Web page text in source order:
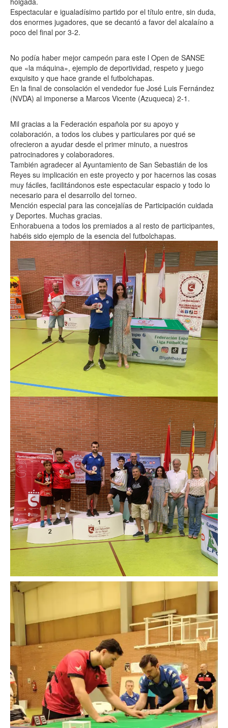
Espectacular e igualadísimo partido por el título entre, sin duda,
dos enormes jugadores, que se decantó a favor del alcalaíno a
poco del final por 3-2.
No podía haber mejor campeón para este l Open de SANSE
que «la máquina», ejemplo de deportividad, respeto y juego
exquisito y que hace grande el futbolchapas.
En la final de consolación el vendedor fue José Luis Fernández
(NVDA) al imponerse a Marcos Vicente (Azuqueca) 2-1.
Mil gracias a la Federación española por su apoyo y
colaboración, a todos los clubes y particulares por qué se
ofrecieron a ayudar desde el primer minuto, a nuestros
patrocinadores y colaboradores.
También agradecer al Ayuntamiento de San Sebastián de los
Reyes su implicación en este proyecto y por hacernos las cosas
muy fáciles, facilitándonos este espectacular espacio y todo lo
necesario para el desarrollo del torneo.
Mención especial para las concejalías de Participación cuidada
y Deportes. Muchas gracias.
Enhorabuena a todos los premiados a al resto de participantes,
habéis sido ejemplo de la esencia del futbolchapas.